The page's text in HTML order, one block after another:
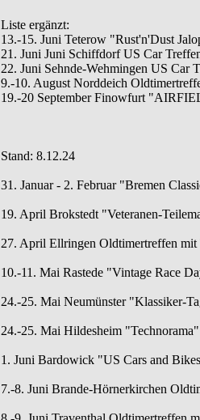
Liste ergänzt:
13.-15. Juni Teterow "Rust'n'Dust
21. Juni Juni Schiffdorf US Car
22. Juni Sehnde-Wehmingen US Car
9.-10. August Norddeich
19.-20 September Finowfurt
Stand: 8.12.24
31. Januar - 2. Februar "Bremen
19. April Brokstedt "Veteranen-
27. April Ellringen Oldtimertreffen mit
10.-11. Mai Rastede "Vintage Race
24.-25. Mai Neumünster "Klassiker-
24.-25. Mai Hildesheim
1. Juni Bardowick "US Cars and
7.-8. Juni Brande-Hörnerkirchen